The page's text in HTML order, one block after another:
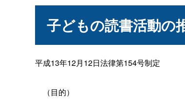
子どもの読書活動の
平成13年12月12日法律第154号制定
（目的）